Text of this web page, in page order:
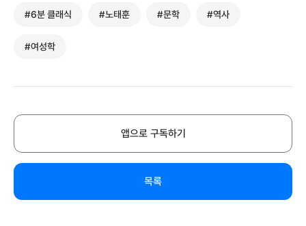
#6분 클래식 #노태훈 #문학 #역사
#여성학
앱으로 구독하기
목록